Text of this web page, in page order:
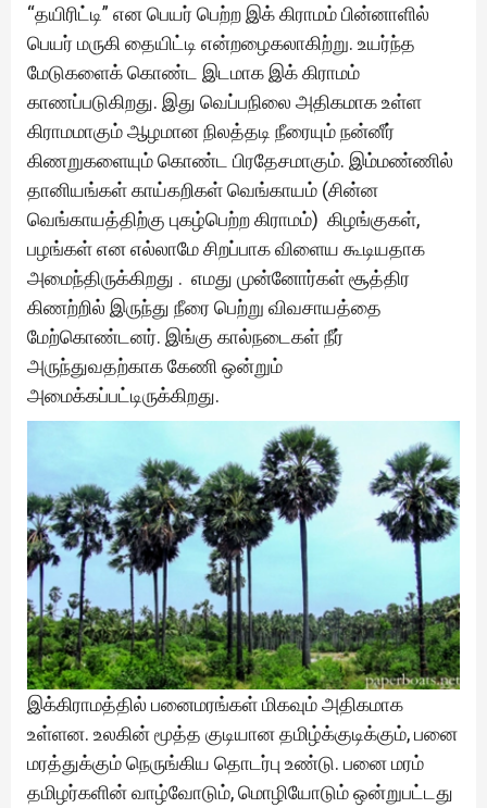
“தயிரிட்டி” என பெயர் பெற்ற இக் கிராமம் பின்னாளில்
பெயர் மருகி தையிட்டி என்றழைகலாகிற்று. உயர்ந்த
மேடுகளைக் கொண்ட இடமாக இக் கிராமம்
காணப்படுகிறது. இது வெப்பநிலை அதிகமாக உள்ள
கிராமமாகும் ஆழமான நிலத்தடி நீரையும் நன்னீர்
கிணறுகளையும் கொண்ட பிரதேசமாகும். இம்மண்ணில்
தானியங்கள் காய்கறிகள் வெங்காயம் (சின்ன
வெங்காயத்திற்கு புகழ்பெற்ற கிராமம்) கிழங்குகள்,
பழங்கள் என எல்லாமே சிறப்பாக விளைய கூடியதாக
அமைந்திருக்கிறது . எமது முன்னோர்கள் சூத்திர
கிணற்றில் இருந்து நீரை பெற்று விவசாயத்தை
மேற்கொண்டனர். இங்கு கால்நடைகள் நீர்
அருந்துவதற்காக கேணி ஒன்றும்
அமைக்கப்பட்டிருக்கிறது.
இக்கிராமத்தில் பனைமரங்கள் மிகவும் அதிகமாக
உள்ளன. உலகின் மூத்த குடியான தமிழ்க்குடிக்கும், பனை
மரத்துக்கும் நெருங்கிய தொடர்பு உண்டு. பனை மரம்
தமிழர்களின் வாழ்வோடும், மொழியோடும் ஒன்றுபட்டது